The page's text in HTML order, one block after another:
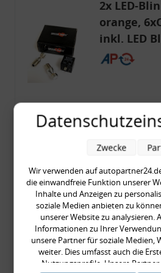
2x LED-
orange,
inkl. LED
CF 14
Merkzettel
Zum Artikel
Blinker,
Audi 80
OE-Nr.:
Wir verwenden auf
die einwandfreie Funktion unserer
Inhalte und Anzeigen zu
soziale Medien anbieten zu
unserer Website zu analysieren.
Informationen zu Ihrer
unsere Partner für soziale Medien,
weiter. Dies umfasst auch die
Nutzungsprofile. Unsere
Zwecke